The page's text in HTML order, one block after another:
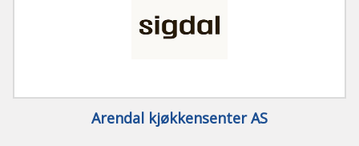
Arendal kjøkkensenter AS